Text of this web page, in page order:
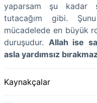
yaparsam şu kadar
tutacağım gibi.
mücadelede en büyük
duruşudur. Allah ise
asla yardımsız
Kaynakçalar